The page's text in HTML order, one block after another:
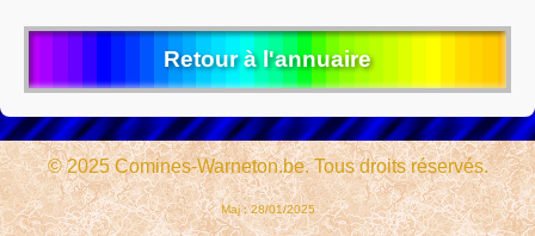
Retour à l'annuaire
© 2025 Comines-Warneton.be. Tous droits réservés.
Maj : 28/01/2025